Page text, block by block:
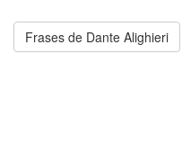
Frases de Dante Alighieri